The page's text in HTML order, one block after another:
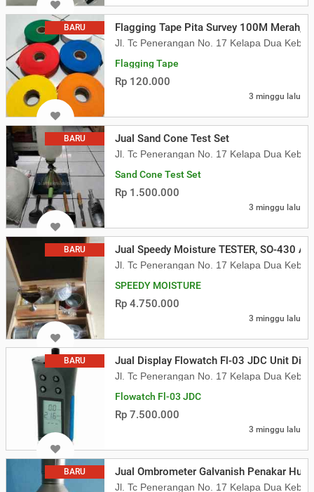
BARU Flagging Tape Pita Survey 100M
Jl. Tc Penerangan No. 17 Kelapa Dua
Flagging Tape
Rp 120.000
3 minggu lalu
BARU Jual Sand Cone Test Set
Jl. Tc Penerangan No. 17 Kelapa Dua
Sand Cone Test Set
Rp 1.500.000
3 minggu lalu
BARU Jual Speedy Moisture TESTER, SO-430
Jl. Tc Penerangan No. 17 Kelapa Dua
SPEEDY MOISTURE
Rp 4.750.000
3 minggu lalu
BARU Jual Display Flowatch Fl-03 JDC Unit
Jl. Tc Penerangan No. 17 Kelapa Dua
Flowatch Fl-03 JDC
Rp 7.500.000
3 minggu lalu
BARU Jual Ombrometer Galvanish Penakar
Jl. Tc Penerangan No. 17 Kelapa Dua